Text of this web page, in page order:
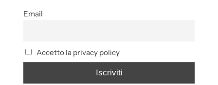
Email
Accetto la privacy policy